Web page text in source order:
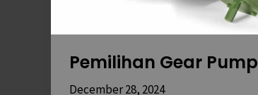
Pemilihan Gear Pump
December 28, 2024